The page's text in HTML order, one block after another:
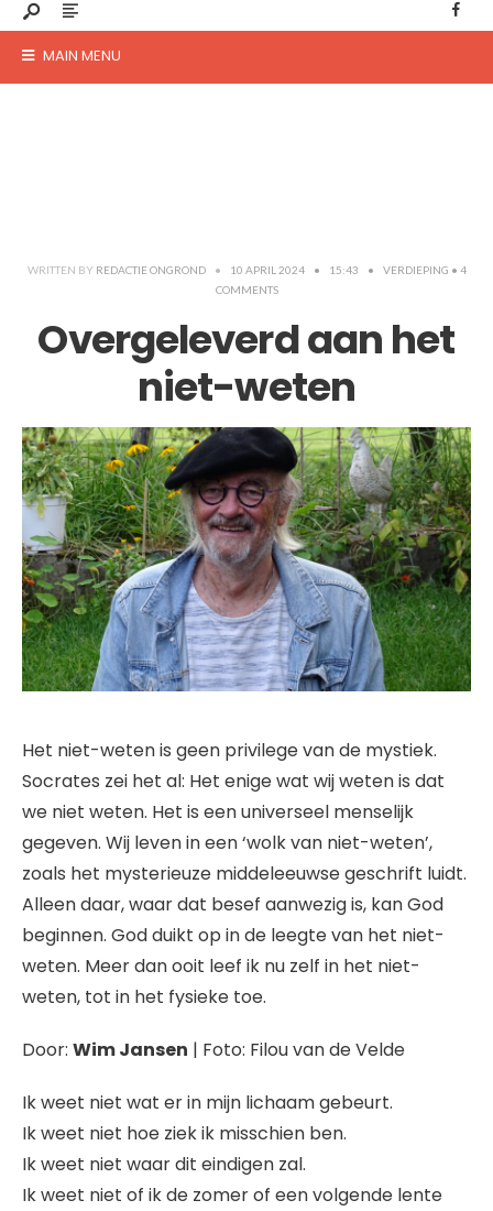
MAIN MENU
WRITTEN BY REDACTIE ONGROND • 10 APRIL 2024 • 15:43 • VERDIEPING • 4
COMMENTS
Overgeleverd aan het
niet-weten
Het niet-weten is geen privilege van de mystiek.
Socrates zei het al: Het enige wat wij weten is dat
we niet weten. Het is een universeel menselijk
gegeven. Wij leven in een ‘wolk van niet-weten’,
zoals het mysterieuze middeleeuwse geschrift luidt.
Alleen daar, waar dat besef aanwezig is, kan God
beginnen. God duikt op in de leegte van het niet-
weten. Meer dan ooit leef ik nu zelf in het niet-
weten, tot in het fysieke toe.
Door: Wim Jansen | Foto: Filou van de Velde
Ik weet niet wat er in mijn lichaam gebeurt.
Ik weet niet hoe ziek ik misschien ben.
Ik weet niet waar dit eindigen zal.
Ik weet niet of ik de zomer of een volgende lente